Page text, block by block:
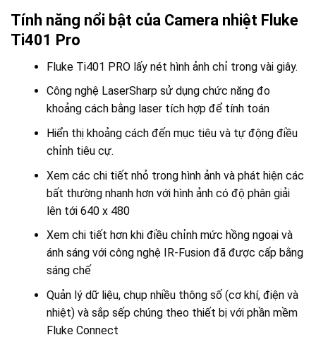
Tính năng nổi bật của Camera nhiệt Fluke
Ti401 Pro
Fluke Ti401 PRO lấy nét hình ảnh chỉ trong vài giây.
Công nghệ LaserSharp sử dụng chức năng đo
khoảng cách bằng laser tích hợp để tính toán
Hiển thị khoảng cách đến mục tiêu và tự động điều
chỉnh tiêu cự.
Xem các chi tiết nhỏ trong hình ảnh và phát hiện các
bất thường nhanh hơn với hình ảnh có độ phân giải
lên tới 640 x 480
Xem chi tiết hơn khi điều chỉnh mức hồng ngoại và
ánh sáng với công nghệ IR-Fusion đã được cấp bằng
sáng chế
Quản lý dữ liệu, chụp nhiều thông số (cơ khí, điện và
nhiệt) và sắp sếp chúng theo thiết bị với phần mềm
Fluke Connect